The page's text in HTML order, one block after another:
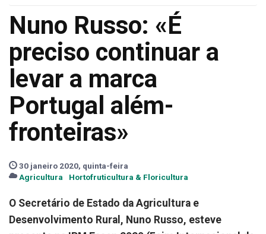
Nuno Russo: «É
preciso continuar a
levar a marca
Portugal além-
fronteiras»
30 janeiro 2020, quinta-feira
Agricultura
Hortofruticultura & Floricultura
O Secretário de Estado da Agricultura e
Desenvolvimento Rural, Nuno Russo, esteve